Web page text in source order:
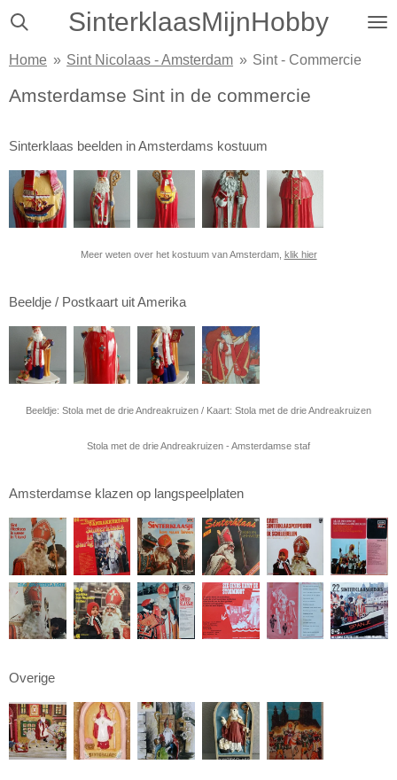
Ga
naar
hoofdinhoud
SinterklaasMijnHobby
Home » Sint Nicolaas - Amsterdam » Sint - Commercie
Amsterdamse Sint in de commercie
Sinterklaas beelden in Amsterdams kostuum
Meer weten over het kostuum van Amsterdam, klik hier
Beeldje / Postkaart uit Amerika
Beeldje: Stola met de drie Andreakruizen / Kaart: Stola met de drie Andreakruizen
Stola met de drie Andreakruizen - Amsterdamse staf
Amsterdamse klazen op langspeelplaten
Overige